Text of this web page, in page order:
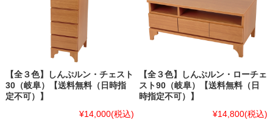
【全３色】しんぷルン・チェスト
30（岐阜）【送料無料（日時指
定不可）】
¥14,000(税込)
【全３色】しんぷルン・ローチェ
スト90（岐阜）【送料無料（日
時指定不可）】
¥14,800(税込)